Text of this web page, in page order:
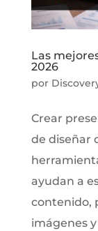
Las
2026
por
Crear
de diseñar
ayudan a
contenido,
imágenes